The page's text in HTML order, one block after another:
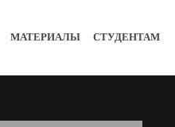
МАТЕРИАЛЫ СТУДЕНТАМ